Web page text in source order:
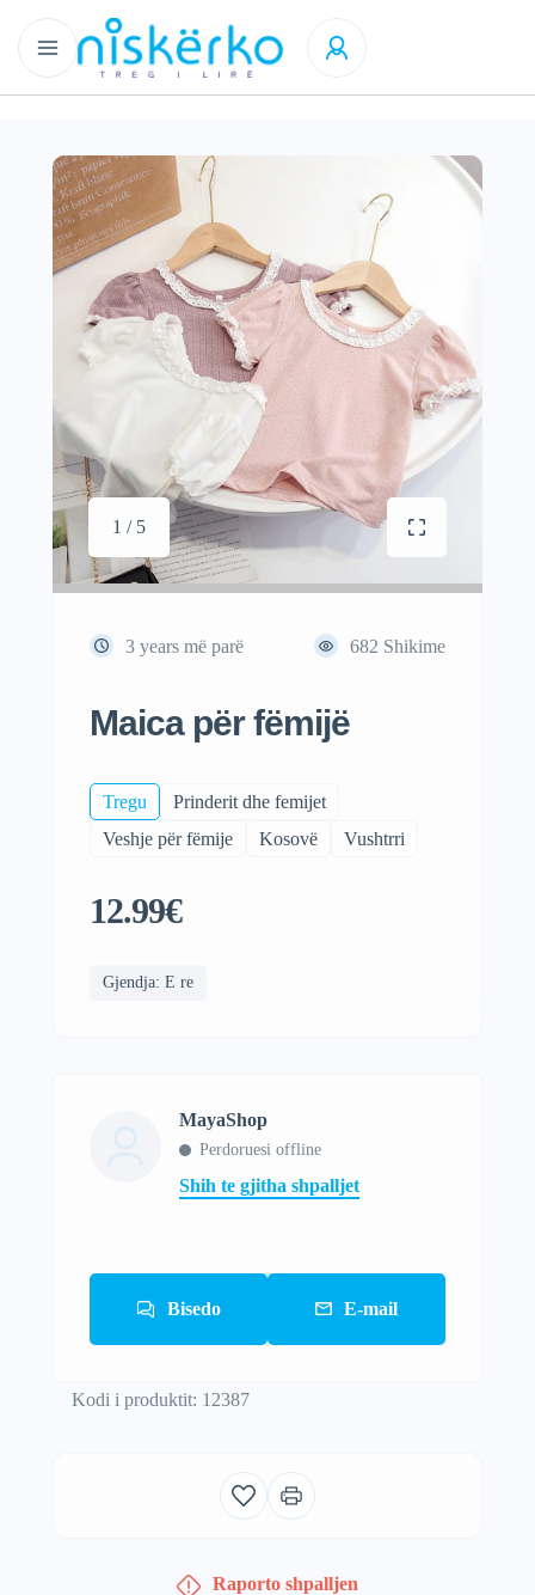
1 / 5
3 years më parë 682 Shikime
Maica për fëmijë
Tregu
Prinderit dhe femijet
Veshje për fëmije
Kosovë Vushtrri
12.99€
Gjendja: E re
MayaShop
Perdoruesi offline
Shih te gjitha shpalljet
Bisedo E-mail
Kodi i produktit: 12387
Raporto shpalljen